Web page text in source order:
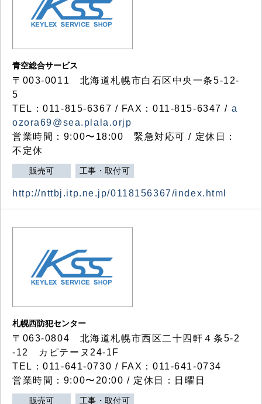
青空総合サービス
〒003-0011 北海道札幌市白石区中央一条5-12-
5
TEL：011-815-6367 / FAX：011-815-6347 / a
ozora69@sea.plala.orjp
営業時間：9:00〜18:00 緊急対応可 / 定休日：
不定休
販売可 工事・取付可
http://nttbj.itp.ne.jp/0118156367/index.html
札幌西防犯センター
〒063-0804 北海道札幌市西区二十四軒４条5-2
-12 カピテーヌ24-1F
TEL：011-641-0730 / FAX：011-641-0734
営業時間：9:00〜20:00 / 定休日：日曜日
販売可 工事・取付可